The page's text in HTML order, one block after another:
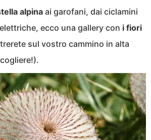
alpina ai garofani, dai ciclamini
ecco una gallery con i fiori
sul vostro cammino in alta